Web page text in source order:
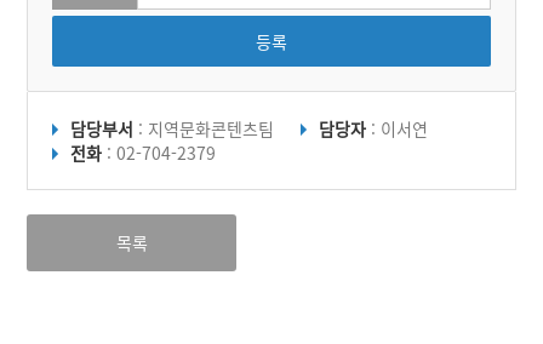
등록
담당부서 : 지역문화콘텐츠팀 담당자 : 이서연
전화 : 02-704-2379
목록